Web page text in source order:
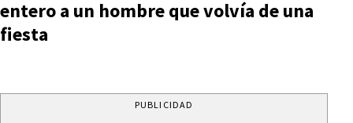
entero a un hombre que volvía de una
fiesta
PUBLICIDAD